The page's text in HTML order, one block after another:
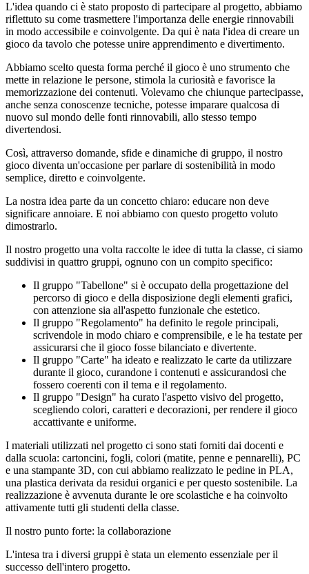
L'idea quando ci è stato proposto di partecipare al progetto, abbiamo
riflettuto su come trasmettere l'importanza delle energie rinnovabili
in modo accessibile e coinvolgente. Da qui è nata l'idea di creare un
gioco da tavolo che potesse unire apprendimento e divertimento.
Abbiamo scelto questa forma perché il gioco è uno strumento che
mette in relazione le persone, stimola la curiosità e favorisce la
memorizzazione dei contenuti. Volevamo che chiunque partecipasse,
anche senza conoscenze tecniche, potesse imparare qualcosa di
nuovo sul mondo delle fonti rinnovabili, allo stesso tempo
divertendosi.
Così, attraverso domande, sfide e dinamiche di gruppo, il nostro
gioco diventa un'occasione per parlare di sostenibilità in modo
semplice, diretto e coinvolgente.
La nostra idea parte da un concetto chiaro: educare non deve
significare annoiare. E noi abbiamo con questo progetto voluto
dimostrarlo.
Il nostro progetto una volta raccolte le idee di tutta la classe, ci siamo
suddivisi in quattro gruppi, ognuno con un compito specifico:
Il gruppo "Tabellone" si è occupato della progettazione del
percorso di gioco e della disposizione degli elementi grafici,
con attenzione sia all'aspetto funzionale che estetico.
Il gruppo "Regolamento" ha definito le regole principali,
scrivendole in modo chiaro e comprensibile, e le ha testate per
assicurarsi che il gioco fosse bilanciato e divertente.
Il gruppo "Carte" ha ideato e realizzato le carte da utilizzare
durante il gioco, curandone i contenuti e assicurandosi che
fossero coerenti con il tema e il regolamento.
Il gruppo "Design" ha curato l'aspetto visivo del progetto,
scegliendo colori, caratteri e decorazioni, per rendere il gioco
accattivante e uniforme.
I materiali utilizzati nel progetto ci sono stati forniti dai docenti e
dalla scuola: cartoncini, fogli, colori (matite, penne e pennarelli), PC
e una stampante 3D, con cui abbiamo realizzato le pedine in PLA,
una plastica derivata da residui organici e per questo sostenibile. La
realizzazione è avvenuta durante le ore scolastiche e ha coinvolto
attivamente tutti gli studenti della classe.
Il nostro punto forte: la collaborazione
L'intesa tra i diversi gruppi è stata un elemento essenziale per il
successo dell'intero progetto.